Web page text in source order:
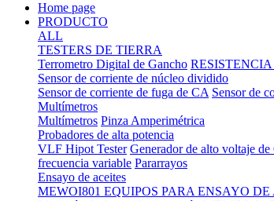
Home page
PRODUCTO
ALL
TESTERS DE TIERRA
Terrometro Digital de Gancho
Sensor de corriente de núcleo dividido
Sensor de corriente de fuga de CA Sensor de
Multímetros
Multímetros Pinza Amperimétrica
Probadores de alta potencia
VLF Hipot Tester Generador de alto voltaje de
frecuencia variable Pararrayos
Ensayo de aceites
MEWOI801 EQUIPOS PARA ENSAYO